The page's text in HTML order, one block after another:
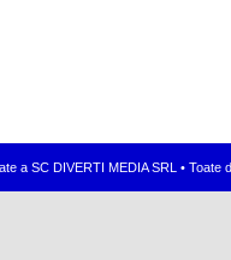
a SC DIVERTI MEDIA SRL •